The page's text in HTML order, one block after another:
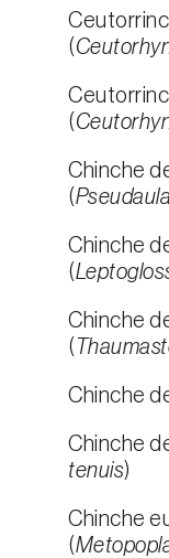
(
(
Chinche
(
Chinche
(
Chinche
(
Chinche
Chinche
tenuis)
Chinche
(